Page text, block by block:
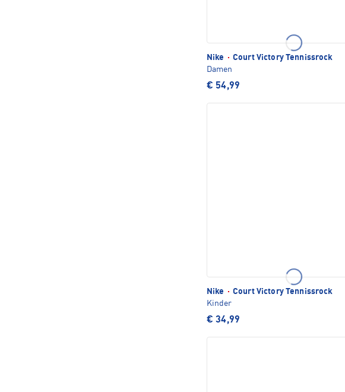
Nike · Court Victory Tennissrock
Damen
€ 54,99
Nike · Court Victory Tennissrock
Kinder
€ 34,99